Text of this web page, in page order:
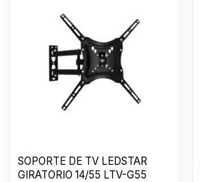
SOPORTE DE TV LEDSTAR
GIRATORIO 14/55 LTV-G55